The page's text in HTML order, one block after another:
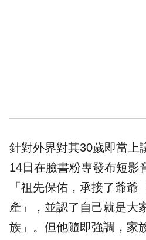
針對外界對其30歲即當上
14日在臉書粉專發布短影
「祖先保佑，承接了爺爺
產」，並認了自己就是大
族」。但他隨即強調，家